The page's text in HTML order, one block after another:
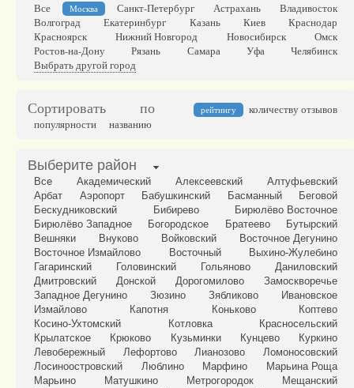
Все Москва Санкт-Петербург Астрахань
Владивосток
Волгоград
Екатеринбург Казань Киев
Краснодар
Красноярск
Нижний Новгород Новосибирск
Омск
Ростов-на-Дону
Рязань Самара Уфа
Челябинск
Выбрать другой город
Сортировать по рейтингу
количеству отзывов
популярности
названию
Выберите район
Все Академический Алексеевский
Алтуфьевский
Арбат
Аэропорт Бабушкинский Басманный
Беговой
Бескудниковский
Бибирево
Бирюлёво Восточное
Бирюлёво Западное
Богородское Братеево
Бутырский
Вешняки
Внуково Войковский
Восточное Дегунино
Восточное Измайлово
Восточный
Выхино-Жулебино
Гагаринский
Головинский Гольяново
Даниловский
Дмитровский
Донской Дорогомилово
Замоскворечье
Западное Дегунино
Зюзино Зябликово
Ивановское
Измайлово
Капотня Коньково
Коптево
Косино-Ухтомский
Котловка
Красносельский
Крылатское
Крюково Кузьминки Кунцево
Куркино
Левобережный
Лефортово Лианозово
Ломоносовский
Лосиноостровский
Люблино Марфино
Марьина Роща
Марьино
Матушкино Метрогородок
Мещанский